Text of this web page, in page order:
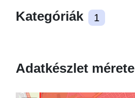
Kategóriák 1
Adatkészlet mérete